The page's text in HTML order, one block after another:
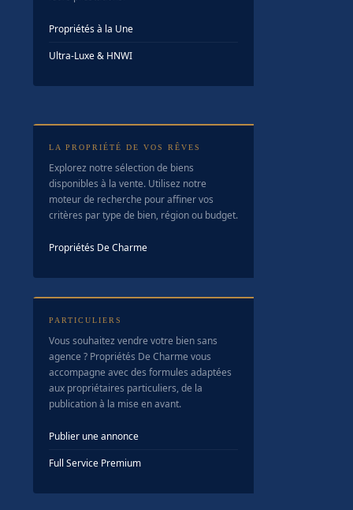
Propriétés à la Une
Ultra-Luxe & HNWI
LA PROPRIÉTÉ DE VOS RÊVES
Explorez notre sélection de biens
disponibles à la vente. Utilisez notre
moteur de recherche pour affiner vos
critères par type de bien, région ou budget.
Propriétés De Charme
PARTICULIERS
Vous souhaitez vendre votre bien sans
agence ? Propriétés De Charme vous
accompagne avec des formules adaptées
aux propriétaires particuliers, de la
publication à la mise en avant.
Publier une annonce
Full Service Premium